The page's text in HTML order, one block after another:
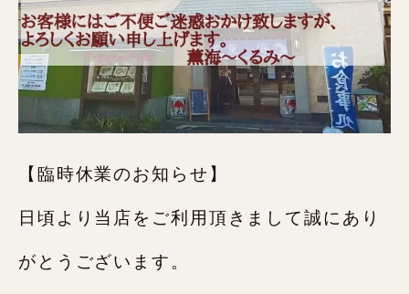
【臨時休業のお知らせ】
日頃より当店をご利用頂きまして誠にあり
がとうございます。